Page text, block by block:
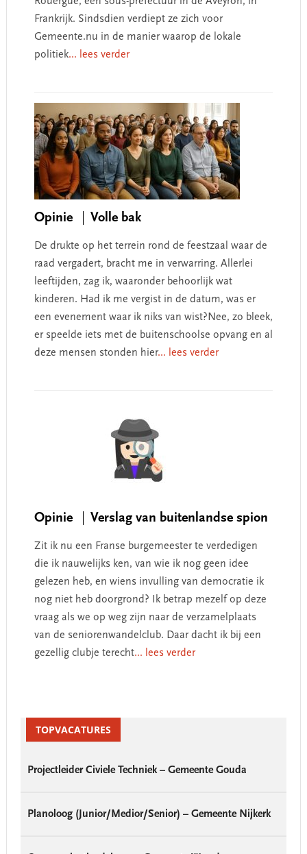
Frankrijk. Sindsdien verdiept ze zich voor
Gemeente.nu in de manier waarop de lokale
politiek... lees verder
Opinie Volle bak
De drukte op het terrein rond de feestzaal waar de
raad vergadert, bracht me in verwarring. Allerlei
leeftijden, zag ik, waaronder behoorlijk wat
kinderen. Had ik me vergist in de datum, was er
een evenement waar ik niks van wist?Nee, zo bleek,
er speelde iets met de buitenschoolse opvang en al
deze mensen stonden hier... lees verder
Opinie Verslag van buitenlandse spion
Zit ik nu een Franse burgemeester te verdedigen
die ik nauwelijks ken, van wie ik nog geen idee
gelezen heb, en wiens invulling van democratie ik
nog niet heb doorgrond? Ik betrap mezelf op deze
vraag als we op weg zijn naar de verzamelplaats
van de seniorenwandelclub. Daar dacht ik bij een
gezellig clubje terecht... lees verder
SidebarTOPVACATURES
Projectleider Civiele Techniek – Gemeente Gouda
Planoloog (Junior/Medior/Senior) – Gemeente Nijkerk